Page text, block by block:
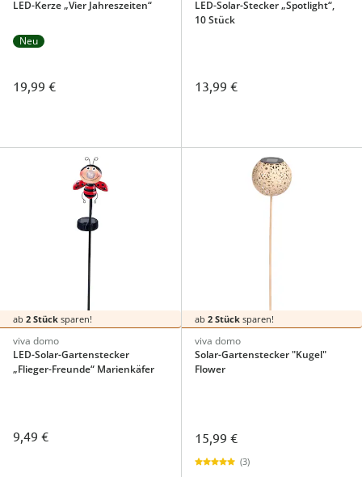
LED-Kerze „Vier Jahreszeiten“
Neu
19,99 €
LED-Solar-Stecker „Spotlight“,
10 Stück
13,99 €
ab 2 Stück sparen!
viva domo
LED-Solar-Gartenstecker
„Flieger-Freunde“ Marienkäfer
9,49 €
ab 2 Stücksparen!
viva domo
Solar-Gartenstecker "Kugel"
Flower
15,99 €
(3)